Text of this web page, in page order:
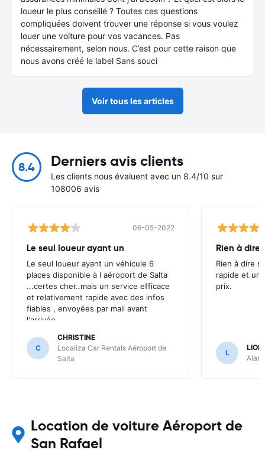
loueur le plus conseillé ? Toutes ces questions
compliquées doivent trouver une réponse si vous voulez
louer une voiture pour vos vacances. Pas
nécessairement, selon nous. C’est pour cette raison que
nous avons créé le label Sans souci
Voir tous les articles
8.4 Derniers avis clients
Les clients nous évaluent avec un 8.4/10 sur
108006 avis
06-05-2022
Le seul loueur ayant un
Le seul loueur ayant un véhicule 6
places disponible à l aéroport de Salta
...certes cher..mais un service efficace
et relativement rapide avec des infos
fiables , envoyées par mail avant
l'arrivée .
C
CHRISTINE
Localiza Car Rentals Aéroport de
Salta
Rien à dire
Rien à dire
rapide et un
prix.
L
Location de voiture Aéroport de
San Rafael